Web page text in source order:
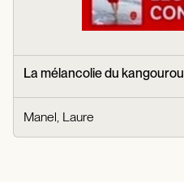
La mélancolie du kangourou
Manel, Laure